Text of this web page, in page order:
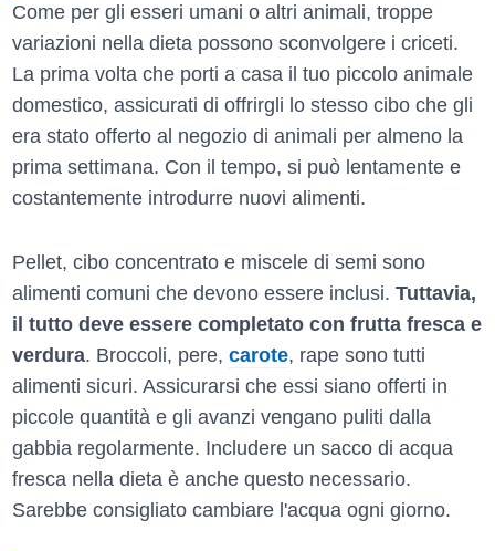
Come per gli esseri umani o altri animali, troppe
variazioni nella dieta possono sconvolgere i criceti.
La prima volta che porti a casa il tuo piccolo animale
domestico, assicurati di offrirgli lo stesso cibo che gli
era stato offerto al negozio di animali per almeno la
prima settimana. Con il tempo, si può lentamente e
costantemente introdurre nuovi alimenti.
Pellet, cibo concentrato e miscele di semi sono
alimenti comuni che devono essere inclusi. Tuttavia,
il tutto deve essere completato con frutta fresca e
verdura. Broccoli, pere, carote, rape sono tutti
alimenti sicuri. Assicurarsi che essi siano offerti in
piccole quantità e gli avanzi vengano puliti dalla
gabbia regolarmente. Includere un sacco di acqua
fresca nella dieta è anche questo necessario.
Sarebbe consigliato cambiare l'acqua ogni giorno.